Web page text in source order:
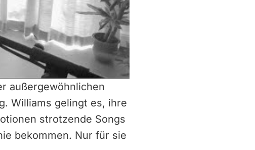
außergewöhnlichen
Williams gelingt es, ihre
strotzende Songs
bekommen. Nur für sie